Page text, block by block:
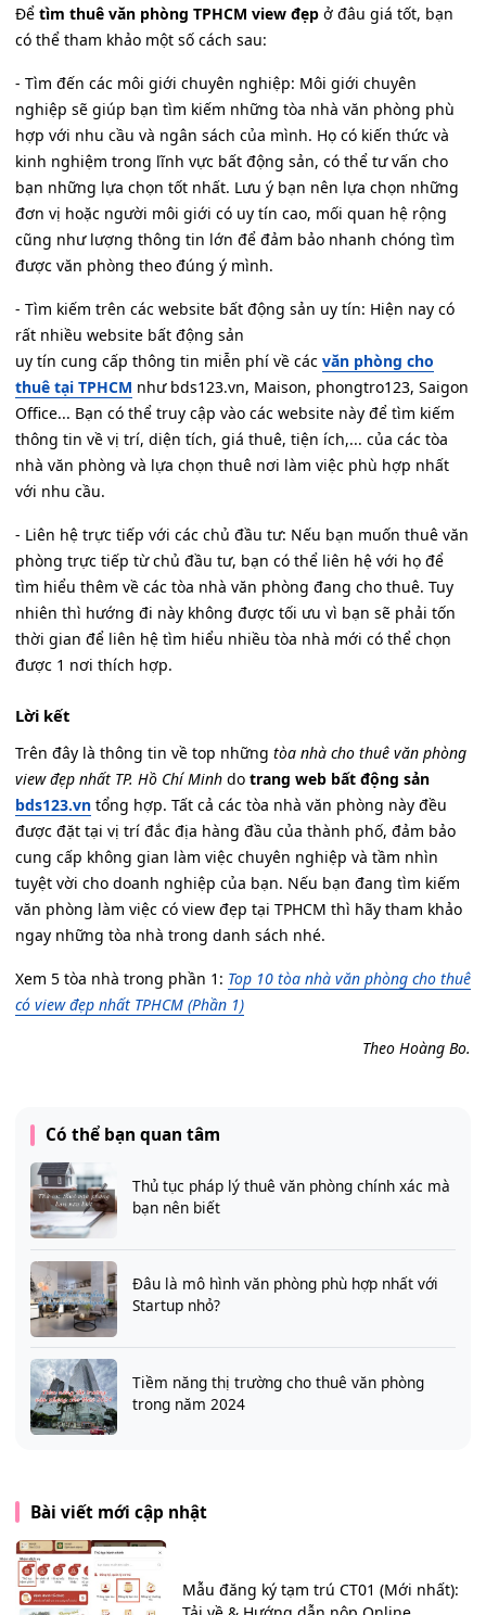
Để tìm thuê văn phòng TPHCM view đẹp ở đâu giá tốt, bạn
có thể tham khảo một số cách sau:
- Tìm đến các môi giới chuyên nghiệp: Môi giới chuyên
nghiệp sẽ giúp bạn tìm kiếm những tòa nhà văn phòng phù
hợp với nhu cầu và ngân sách của mình. Họ có kiến thức và
kinh nghiệm trong lĩnh vực bất động sản, có thể tư vấn cho
bạn những lựa chọn tốt nhất. Lưu ý bạn nên lựa chọn những
đơn vị hoặc người môi giới có uy tín cao, mối quan hệ rộng
cũng như lượng thông tin lớn để đảm bảo nhanh chóng tìm
được văn phòng theo đúng ý mình.
- Tìm kiếm trên các website bất động sản uy tín: Hiện nay có
rất nhiều website bất động sản
uy tín cung cấp thông tin miễn phí về các văn phòng cho
thuê tại TPHCM như bds123.vn, Maison, phongtro123, Saigon
Office... Bạn có thể truy cập vào các website này để tìm kiếm
thông tin về vị trí, diện tích, giá thuê, tiện ích,... của các tòa
nhà văn phòng và lựa chọn thuê nơi làm việc phù hợp nhất
với nhu cầu.
- Liên hệ trực tiếp với các chủ đầu tư: Nếu bạn muốn thuê văn
phòng trực tiếp từ chủ đầu tư, bạn có thể liên hệ với họ để
tìm hiểu thêm về các tòa nhà văn phòng đang cho thuê. Tuy
nhiên thì hướng đi này không được tối ưu vì bạn sẽ phải tốn
thời gian để liên hệ tìm hiểu nhiều tòa nhà mới có thể chọn
được 1 nơi thích hợp.
Lời kết
Trên đây là thông tin về top những tòa nhà cho thuê văn phòng
view đẹp nhất TP. Hồ Chí Minh do trang web bất động sản
bds123.vn tổng hợp. Tất cả các tòa nhà văn phòng này đều
được đặt tại vị trí đắc địa hàng đầu của thành phố, đảm bảo
cung cấp không gian làm việc chuyên nghiệp và tầm nhìn
tuyệt vời cho doanh nghiệp của bạn. Nếu bạn đang tìm kiếm
văn phòng làm việc có view đẹp tại TPHCM thì hãy tham khảo
ngay những tòa nhà trong danh sách nhé.
Xem 5 tòa nhà trong phần 1: Top 10 tòa nhà văn phòng cho thuê
có view đẹp nhất TPHCM (Phần 1)
Theo Hoàng Bo.
Có thể bạn quan tâm
Thủ tục pháp lý thuê văn phòng chính xác mà
bạn nên biết
Đâu là mô hình văn phòng phù hợp nhất với
Startup nhỏ?
Tiềm năng thị trường cho thuê văn phòng
trong năm 2024
Bài viết mới cập nhật
Mẫu đăng ký tạm trú CT01 (Mới nhất):